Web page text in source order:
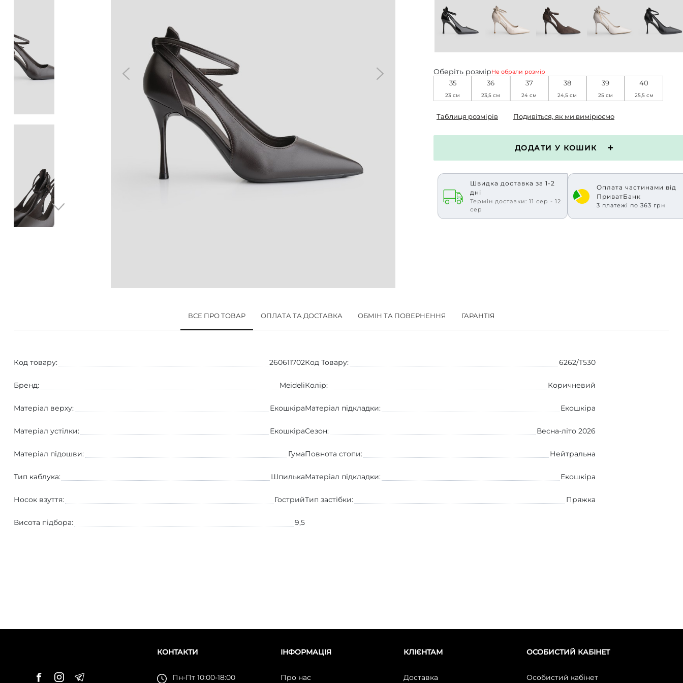
Оберіть розмірНе обрали розмір
35
23 см
36
23,5 см
37
24 см
38
24,5 см
39
25 см
40
25,5 см
Таблиця розмірів Подивіться, як ми вимірюємо
ДОДАТИ У КОШИК
Швидка доставка за 1-2
дні
Термін доставки: 11 сер - 12
сер
Оплата частинами від
ПриватБанк
3 платежі по 363 грн
ВСЕ ПРО ТОВАР ОПЛАТА ТА ДОСТАВКА ОБМІН ТА ПОВЕРНЕННЯ ГАРАНТІЯ
Код товару: 260611702Код Товару: 6262/T530
Бренд: MeideliКолір: Коричневий
Матеріал верху: ЕкошкіраМатеріал підкладки: Екошкіра
Матеріал устілки: ЕкошкіраСезон: Весна-літо 2026
Матеріал підошви: ГумаПовнота стопи: Нейтральна
Тип каблука: ШпилькаМатеріал підкладки: Екошкіра
Носок взуття: ГострийТип застібки: Пряжка
Висота підбора: 9,5
КОНТАКТИ
Пн-Пт 10:00-18:00
ІНФОРМАЦІЯ
Про нас
КЛІЄНТАМ
Доставка
ОСОБИСТИЙ КАБІНЕТ
Особистий кабінет